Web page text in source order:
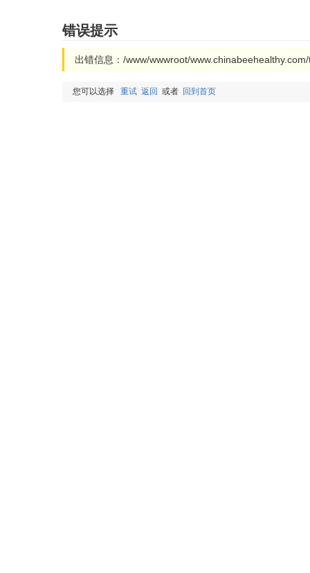
错误提示
出错信息：/www/wwwroot/
您可以选择 重试 返回 或者 回到首页